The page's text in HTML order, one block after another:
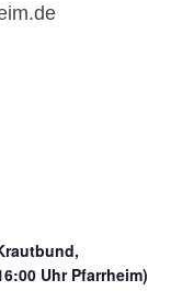
Uhr Pfarrheim)